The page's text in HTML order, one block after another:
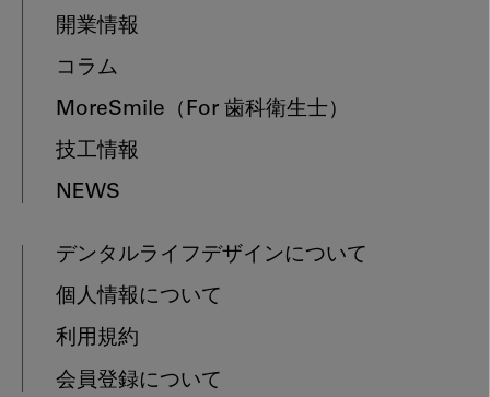
開業情報
コラム
MoreSmile （For 歯科衛生士）
技工情報
NEWS
デンタルライフデザインについて
個人情報について
利用規約
会員登録について